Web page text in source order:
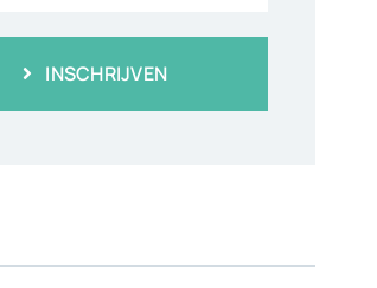
INSCHRIJVEN